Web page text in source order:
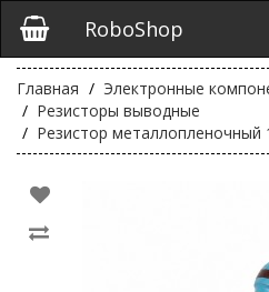
RoboShop
Главная Электронные
Резисторы выводные
Резистор металлопленочный